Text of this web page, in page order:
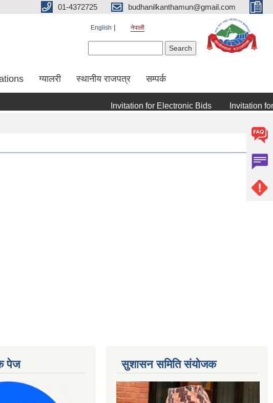
01-4372725 budhanilkanthamun@gmail.com
English नेपाली
ग्यालरी स्थानीय राजपत्र सम्पर्क
Invitation for Electronic Bids Invitation for
पेज सुशासन समिति संयोजक